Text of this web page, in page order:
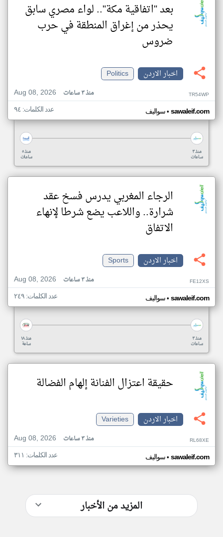
بعد "اتفاقية مكة".. لواء مصري سابق
يحذر من إغراق المنطقة في حرب
ضروس
اخبار الاردن
Politics
Aug 08, 2026
منذ ٣ ساعات TR54WP
سواليف• sawaleif.com عدد الكلمات: ٩٤
منذ ٥
ساعات
منذ ٣
ساعات
الرجاء المغربي يدرس فسخ عقد
شرارة.. واللاعب يضع شرطا لإنهاء
الاتفاق
اخبار الاردن
Sports
Aug 08, 2026
منذ ٣ ساعات FE12XS
سواليف• sawaleif.com عدد الكلمات: ٢٤٩
منذ ١٨
ساعة
منذ ٣
ساعات
حقيقة اعتزال الفنانة إلهام الفضالة
اخبار الاردن
Varieties
Aug 08, 2026
منذ ٣ ساعات RL68XE
سواليف• sawaleif.com عدد الكلمات: ٣١١
المزيد من الأخبار